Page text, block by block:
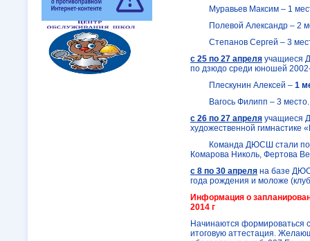
Муравьев Максим – 1
Полевой Александр – 2
Степанов Сергей – 3
с 25 по 27 апреля учащиеся
по дзюдо среди юношей 2002-
Плескунин Алексей – 1
Вагось Филипп – 3 место.
с 26 по 27 апреля учащиеся
художественной гимнастике
Команда ДЮСШ стали
Комарова Николь, Фертова
с 8 по 30 апреля на базе
года рождения и моложе
Информация о
2014 г
Начинаются формироваться
итоговую аттестация.